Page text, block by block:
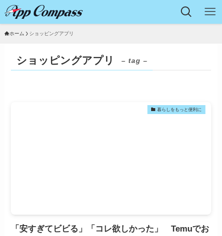
ホーム ショッピングアプリ
ショッピングアプリ – tag –
暮らしをもっと便利に
「安すぎてビビる」「コレ欲しかった」 Temuでお